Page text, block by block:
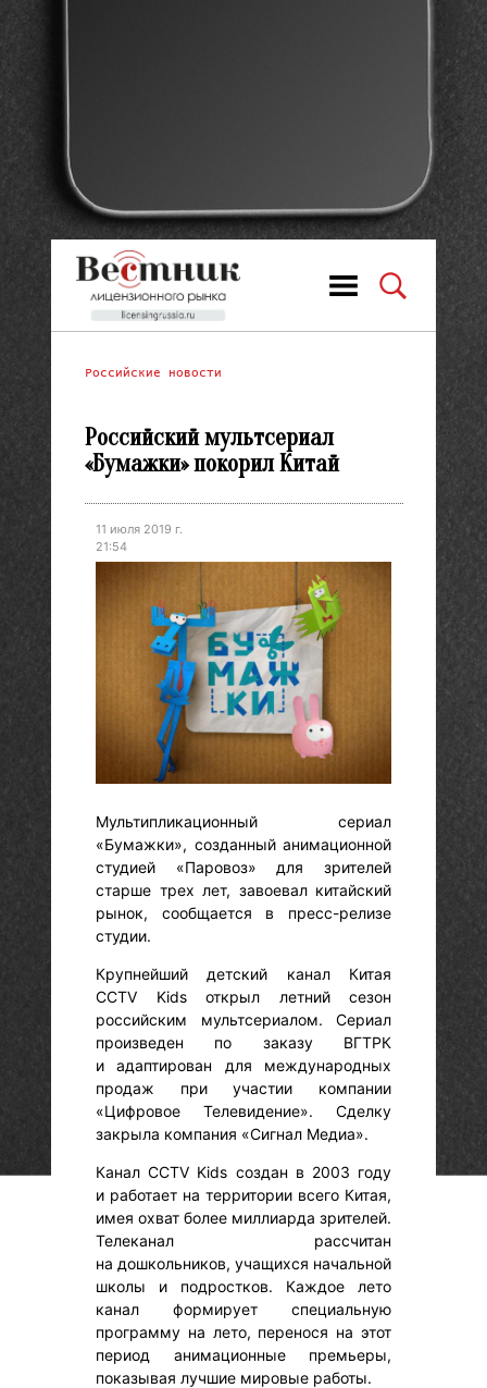
Российские новости
Российский мультсериал
«Бумажки» покорил Китай
11 июля 2019 г.
21:54
Мультипликационный сериал
«Бумажки», созданный анимационной
студией «Паровоз» для зрителей
старше трех лет, завоевал китайский
рынок, сообщается в пресс-релизе
студии.
Крупнейший детский канал Китая
CCTV Kids открыл летний сезон
российским мультсериалом. Сериал
произведен по заказу ВГТРК
и адаптирован для международных
продаж при участии компании
«Цифровое Телевидение». Сделку
закрыла компания «Сигнал Медиа».
Канал CCTV Kids создан в 2003 году
и работает на территории всего Китая,
имея охват более миллиарда зрителей.
Телеканал рассчитан
на дошкольников, учащихся начальной
школы и подростков. Каждое лето
канал формирует специальную
программу на лето, перенося на этот
период анимационные премьеры,
показывая лучшие мировые работы.